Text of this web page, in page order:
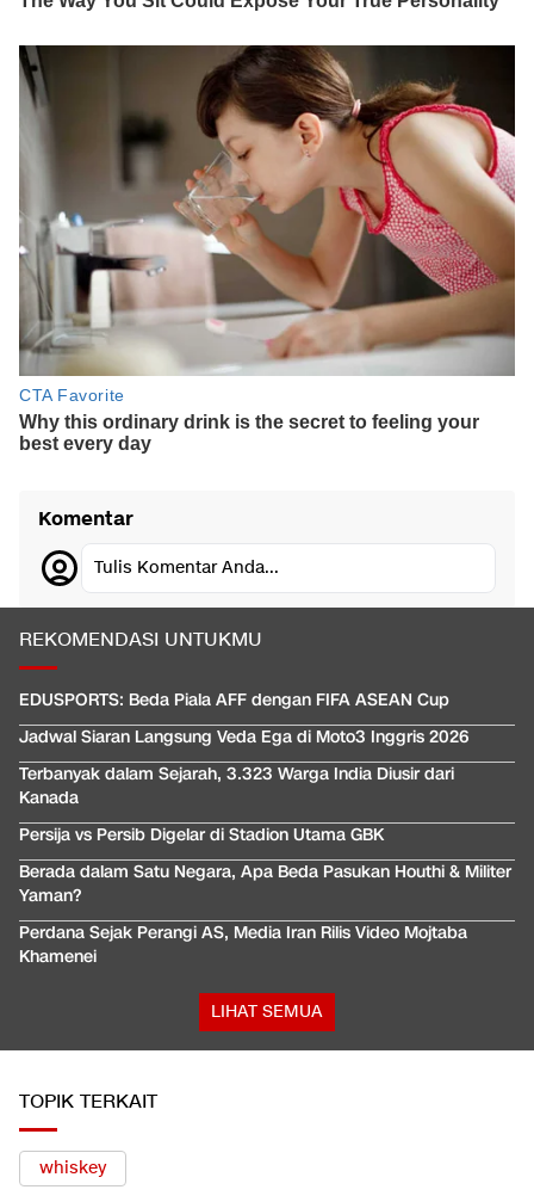
Komentar
Tulis Komentar Anda...
REKOMENDASI UNTUKMU
EDUSPORTS: Beda Piala AFF dengan FIFA ASEAN Cup
Jadwal Siaran Langsung Veda Ega di Moto3 Inggris 2026
Terbanyak dalam Sejarah, 3.323 Warga India Diusir dari
Kanada
Persija vs Persib Digelar di Stadion Utama GBK
Berada dalam Satu Negara, Apa Beda Pasukan Houthi & Militer
Yaman?
Perdana Sejak Perangi AS, Media Iran Rilis Video Mojtaba
Khamenei
LIHAT SEMUA
TOPIK TERKAIT
whiskey